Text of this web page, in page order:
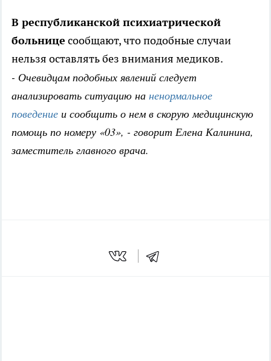
В республиканской психиатрической
больнице сообщают, что подобные случаи
нельзя оставлять без внимания медиков.
- Очевидцам подобных явлений следует
анализировать ситуацию на ненормальное
поведение и сообщить о нем в скорую медицинскую
помощь по номеру «03», - говорит Елена Калинина,
заместитель главного врача.